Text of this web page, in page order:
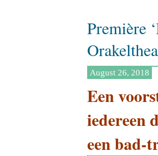
Première
August 26, 2018
Een
iedereen
een bad-